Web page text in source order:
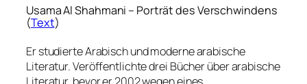
Usama Al Shahmani – Porträt des Verschwindens
(Text)
Er studierte Arabisch und moderne arabische
Literatur. Veröffentlichte drei Bücher über arabische